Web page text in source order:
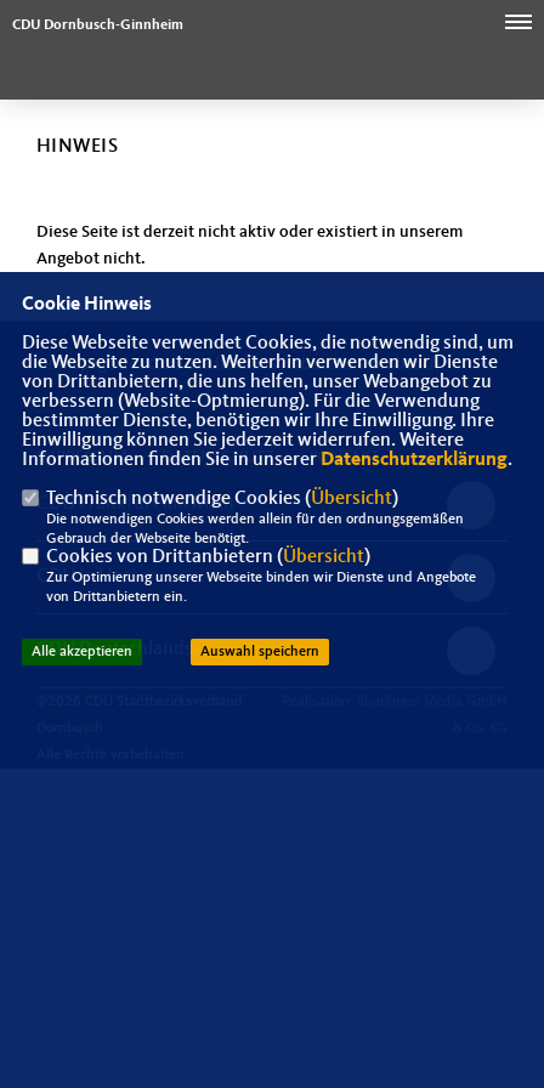
CDU Dornbusch-Ginnheim
HINWEIS
Diese Seite ist derzeit nicht aktiv oder existiert in unserem
Angebot nicht.
Homepage des CDU Stadtbezirksverbandes Dornbusch
IMPRESSUM DATENSCHUTZ KONTAKT
CDU Frankfurt am Main
CDU in Hessen
CDU Deutschlands
Cookie Hinweis
Diese Webseite verwendet Cookies, die notwendig sind, um
die Webseite zu nutzen. Weiterhin verwenden wir Dienste
von Drittanbietern, die uns helfen, unser Webangebot zu
verbessern (Website-Optmierung). Für die Verwendung
bestimmter Dienste, benötigen wir Ihre Einwilligung. Ihre
Einwilligung können Sie jederzeit widerrufen. Weitere
Informationen finden Sie in unserer Datenschutzerklärung.
Technisch notwendige Cookies (Übersicht)
Die notwendigen Cookies werden allein für den ordnungsgemäßen
Gebrauch der Webseite benötigt.
Cookies von Drittanbietern (Übersicht)
Zur Optimierung unserer Webseite binden wir Dienste und Angebote
von Drittanbietern ein.
Alle akzeptieren Auswahl speichern